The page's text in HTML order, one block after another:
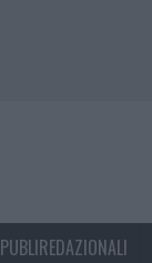
PUBLIREDAZIONALI